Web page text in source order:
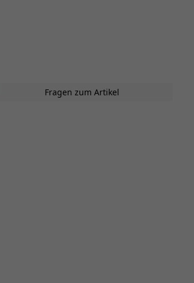
Fragen zum Artikel